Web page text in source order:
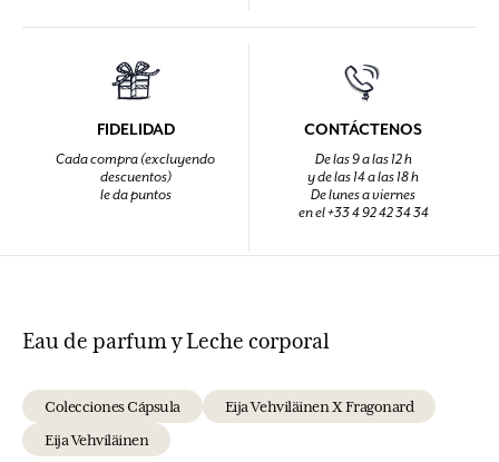
FIDELIDAD
Cada compra (excluyendo
descuentos)
le da puntos
CONTÁCTENOS
De las 9 a las 12 h
y de las 14 a las 18 h
De lunes a viernes
en el +33 4 92 42 34 34
Eau de parfum y Leche corporal
Colecciones Cápsula
Eija Vehviläinen X Fragonard
Eija Vehviläinen